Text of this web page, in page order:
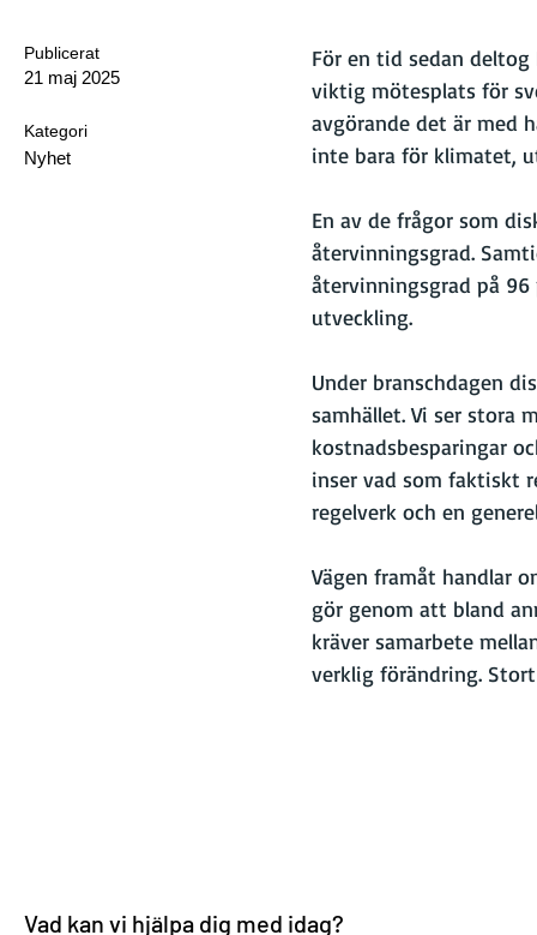
För en tid sedan deltog
viktig mötesplats för
avgörande det är med
inte bara för klimatet,
En av de frågor som
återvinningsgrad.
återvinningsgrad på
utveckling.
Under branschdagen
samhället. Vi ser stora
kostnadsbesparingar
inser vad som faktiskt
regelverk och en
Vägen framåt handlar
gör genom att bland
kräver samarbete
verklig förändring.
Publicerat
21 maj 2025
Kategori
Nyhet
Vad kan vi hjälpa dig med idag?